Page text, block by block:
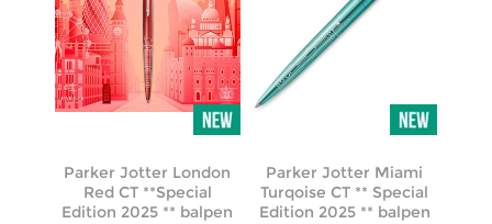
Parker Jotter London
Red CT **Special
Edition 2025 ** balpen
Parker Jotter Miami
Turqoise CT ** Special
Edition 2025 ** balpen